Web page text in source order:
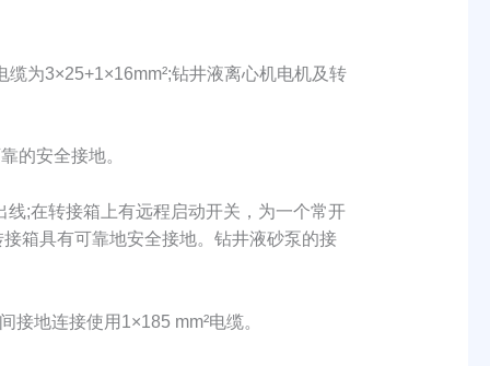
为3×25+1×16mm²;钻井液离心机电机及转
的安全接地。
;在转接箱上有远程启动开关，为一个常开
箱具有可靠地安全接地。钻井液砂泵的接
地连接使用1×185 mm²电缆。